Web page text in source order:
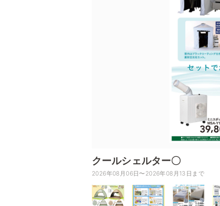
クールシェルター〇
2026年08月06日〜2026年08月13日まで